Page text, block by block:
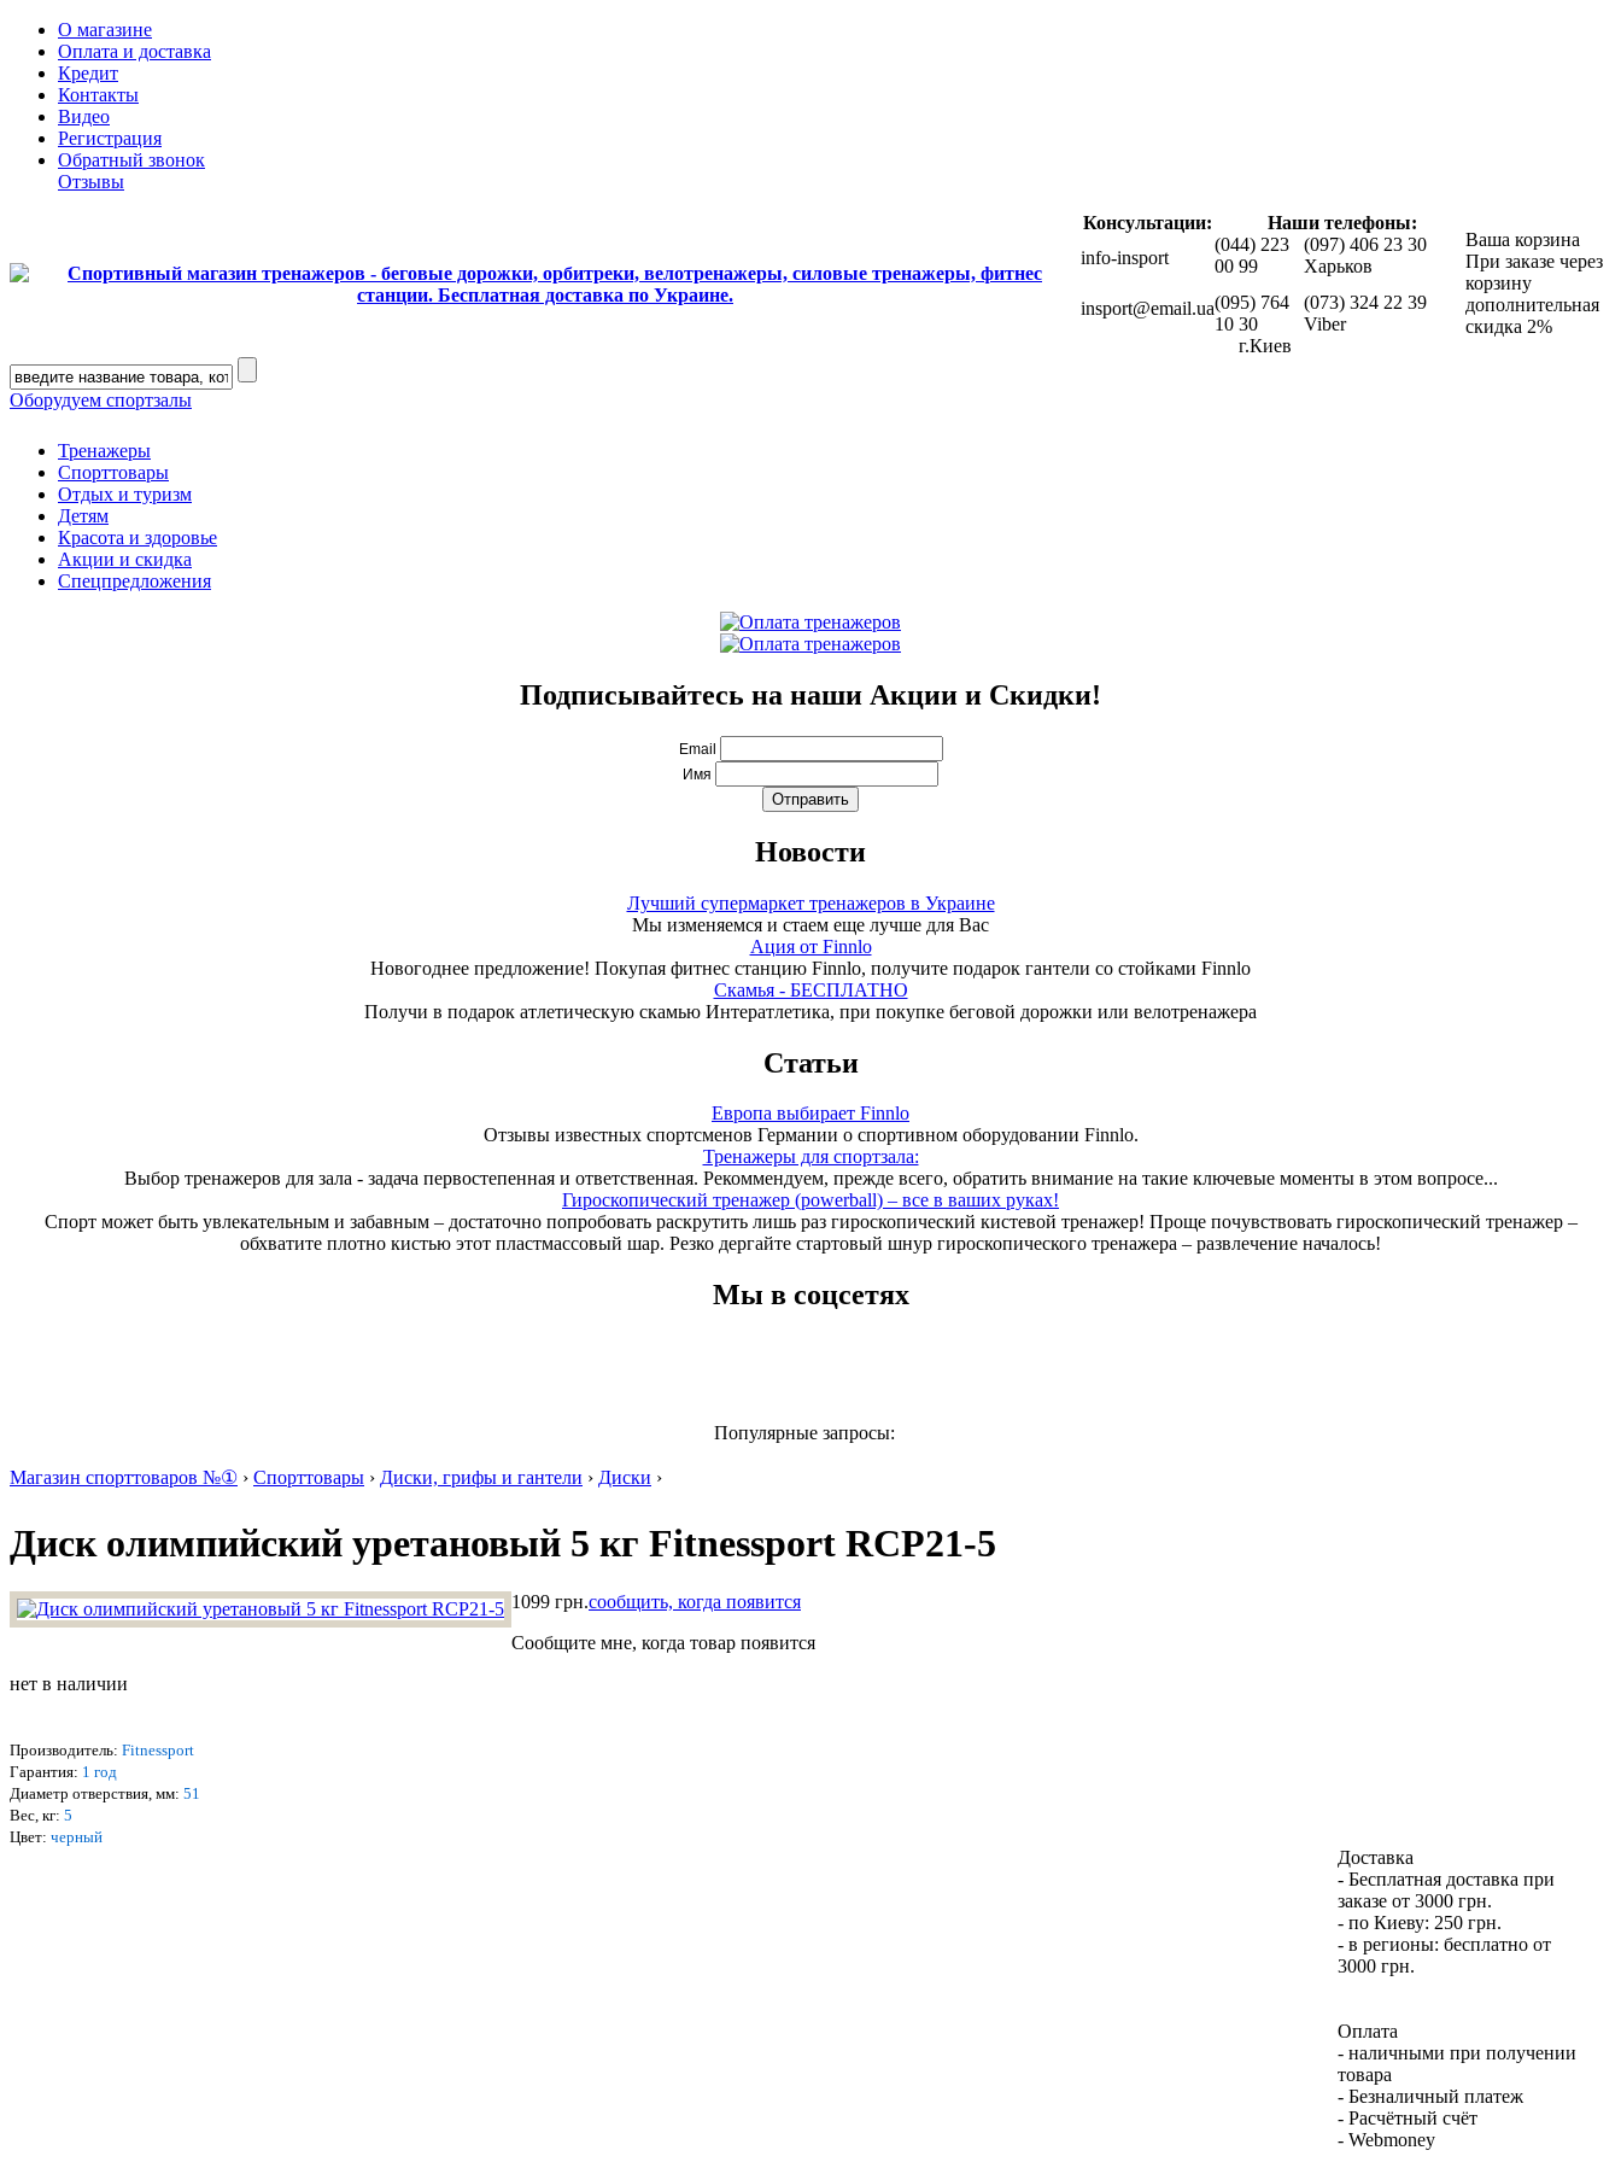
О магазине
Оплата и доставка
Кредит
Контакты
Видео
Регистрация
Обратный звонок
Отзывы
Консультации:
Наши телефоны:
Ваша корзина
При заказе через
корзину
дополнительная
скидка 2%
info-insport
(044) 223
00 99
(097) 406 23 30
Харьков
insport@email.ua(095) 764
10 30
(073) 324 22 39
Viber
г.Киев
Оборудуем спортзалы
Тренажеры
Спорттовары
Отдых и туризм
Детям
Красота и здоровье
Акции и скидка
Спецпредложения
Подписывайтесь на наши Акции и Скидки!
Email
Имя
Новости
Лучший супермаркет тренажеров в Украине
Мы изменяемся и стаем еще лучше для Вас
Ация от Finnlo
Новогоднее предложение! Покупая фитнес станцию Finnlo, получите подарок гантели со стойками Finnlo
Скамья - БЕСПЛАТНО
Получи в подарок атлетическую скамью Интератлетика, при покупке беговой дорожки или велотренажера
Статьи
Европа выбирает Finnlo
Отзывы известных спортсменов Германии о спортивном оборудовании Finnlo.
Тренажеры для спортзала:
Выбор тренажеров для зала - задача первостепенная и ответственная. Рекоммендуем, прежде всего, обратить внимание на такие ключевые моменты в этом вопросе...
Гироскопический тренажер (powerball) – все в ваших руках!
Спорт может быть увлекательным и забавным – достаточно попробовать раскрутить лишь раз гироскопический кистевой тренажер! Проще почувствовать гироскопический тренажер –
обхватите плотно кистью этот пластмассовый шар. Резко дергайте стартовый шнур гироскопического тренажера – развлечение началось!
Мы в соцсетях
Популярные запросы:
Магазин спорттоваров №① › Спорттовары › Диски, грифы и гантели › Диски ›
Диск олимпийский уретановый 5 кг Fitnessport RCP21-5
1099 грн.сообщить, когда появится
Сообщите мне, когда товар появится
нет в наличии
Производитель: Fitnessport
Гарантия: 1 год
Диаметр отверствия, мм: 51
Вес, кг: 5
Цвет: черный
Доставка
- Бесплатная доставка при
заказе от 3000 грн.
- по Киеву: 250 грн.
- в регионы: бесплатно от
3000 грн.
Оплата
- наличными при получении
товара
- Безналичный платеж
- Расчётный счёт
- Webmoney